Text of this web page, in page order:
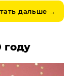
дальше →
году